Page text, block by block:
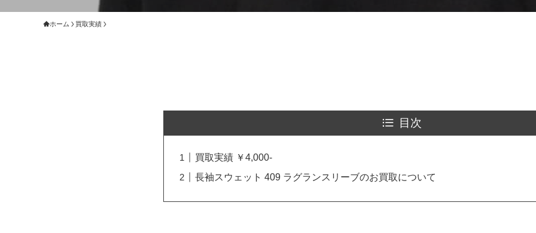
ホーム 買取実績
目次
買取実績 ￥4,000-
長袖スウェット 409 ラグランスリーブのお買取について